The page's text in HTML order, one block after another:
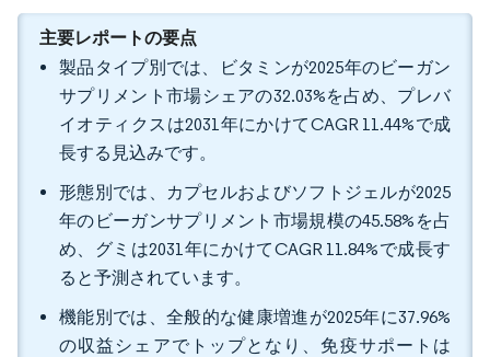
主要レポートの要点
製品タイプ別では、ビタミンが2025年のビーガン
サプリメント市場シェアの32.03%を占め、プレバ
イオティクスは2031年にかけてCAGR 11.44%で成
長する見込みです。
形態別では、カプセルおよびソフトジェルが2025
年のビーガンサプリメント市場規模の45.58%を占
め、グミは2031年にかけてCAGR 11.84%で成長す
ると予測されています。
機能別では、全般的な健康増進が2025年に37.96%
の収益シェアでトップとなり、免疫サポートは